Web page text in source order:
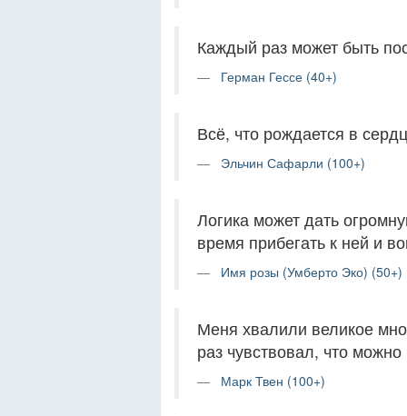
Каждый раз может быть
Герман Гессе (40+)
Всё, что рождается в
Эльчин Сафарли (100+)
Логика может дать
время прибегать к ней и
Имя розы (Умберто Эко) (50+)
Меня хвалили великое
раз чувствовал, что
Марк Твен (100+)